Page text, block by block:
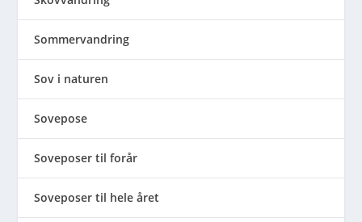
Sommervandring
Sov i naturen
Sovepose
Soveposer til forår
Soveposer til hele året